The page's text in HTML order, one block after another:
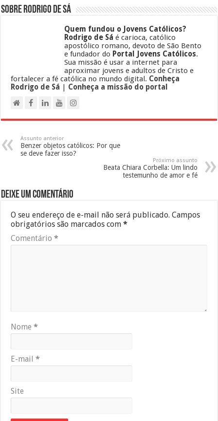
Sobre Rodrigo de Sá
Quem fundou o Jovens Católicos?
Rodrigo de Sá é carioca, católico
apostólico romano, devoto de São Bento
e fundador do Portal Jovens Católicos.
Sua missão é usar a internet para
aproximar jovens e adultos de Cristo e
fortalecer a fé católica no mundo digital. Conheça
Rodrigo de Sá
Conheça a missão do portal
Assunto anterior
Benzer objetos católicos: Por que
se deve fazer isso?
Próximo assunto
Beata Chiara Corbella: Um lindo
testemunho de amor e fé
Deixe um comentário
O seu endereço de e-mail não será publicado. Campos
obrigatórios são marcados com*
Comentário*
Nome*
E-mail*
Site